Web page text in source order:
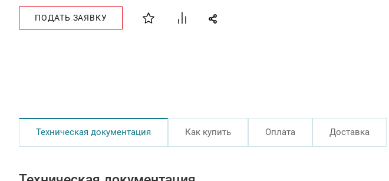
ПОДАТЬ ЗАЯВКУ
Техническая документация Как купить Оплата Доставка